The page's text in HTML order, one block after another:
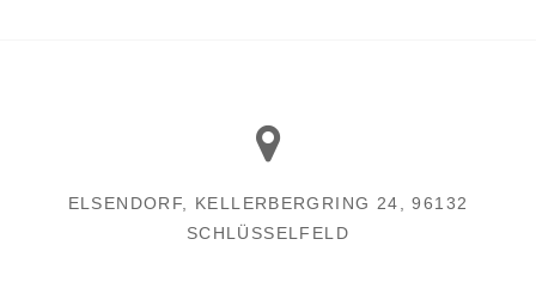
ELSENDORF, KELLERBERGRING 24, 96132
SCHLÜSSELFELD